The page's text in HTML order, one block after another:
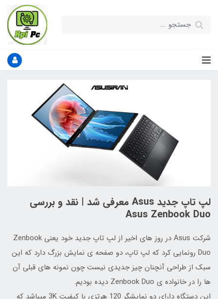
لپ تاپ جدید Asus معرفی شد | نقد و بررسی
Asus Zenbook Duo
شرکت Asus در روز های اخیر از لپ تاپ جدید خود یعنی Zenbook
Duo رونمایی کرد که لپ تاپ، دو صفحه ی نمایش بزرگ دارد که این
سبک از طراحی آنچنان چیز جدیدی نیست چون نمونه های قبلی آن
ها را در خانواده ی Zenbook Duo دیده بودیم.
این دستگاه دارای دو نمایشگر 120 هرتزی با کیفیت 3K میباشد که